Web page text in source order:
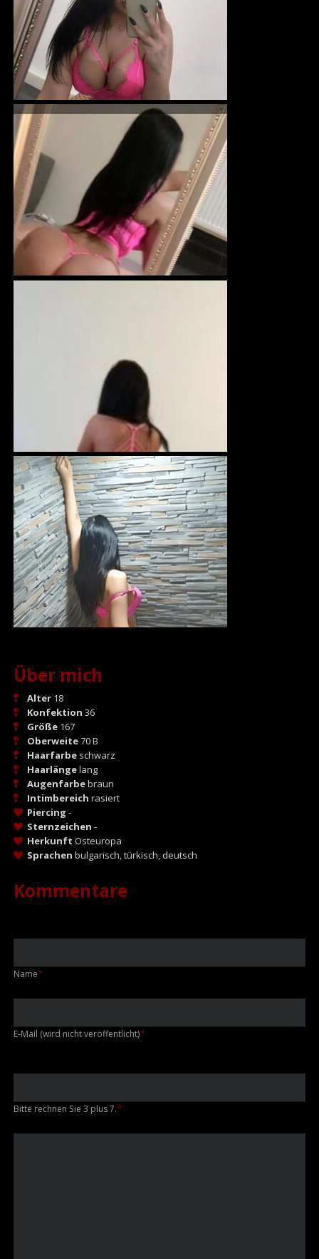
Über mich
Alter18
Konfektion 36
Größe167
Oberweite70 B
Haarfarbeschwarz
Haarlängelang
Augenfarbebraun
Intimbereich rasiert
Piercing -
Sternzeichen -
Herkunft Osteuropa
Sprachen bulgarisch, türkisch, deutsch
Kommentare
Pflichtfeld
Name*
Pflichtfeld
E-Mail (wird nicht veröffentlicht)*
Bitte rechnen Sie 3 plus 7.*